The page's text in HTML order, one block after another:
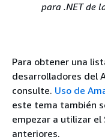
para .NET de
Para obtener una
desarrolladores del
consulte. Uso de
este tema también
empezar a utilizar el
anteriores.